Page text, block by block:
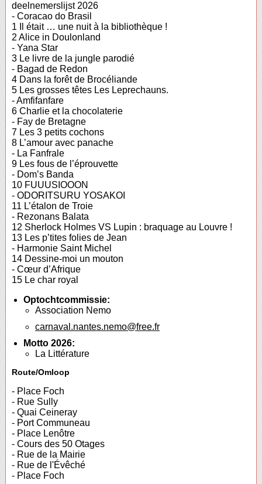
deelnemerslijst 2026
- Coracao do Brasil
1 Il était … une nuit à la bibliothèque !
2 Alice in Doulonland
- Yana Star
3 Le livre de la jungle parodié
- Bagad de Redon
4 Dans la forêt de Brocéliande
5 Les grosses têtes Les Leprechauns.
- Amfifanfare
6 Charlie et la chocolaterie
- Fay de Bretagne
7 Les 3 petits cochons
8 L’amour avec panache
- La Fanfrale
9 Les fous de l’éprouvette
- Dom’s Banda
10 FUUUSIOOON
- ODORITSURU YOSAKOI
11 L’étalon de Troie
- Rezonans Balata
12 Sherlock Holmes VS Lupin : braquage au Louvre !
13 Les p’tites folies de Jean
- Harmonie Saint Michel
14 Dessine-moi un mouton
- Cœur d’Afrique
15 Le char royal
Optochtcommissie:
Association Nemo
carnaval.nantes.nemo@free.fr
Motto 2026:
La Littérature
Route/Omloop
- Place Foch
- Rue Sully
- Quai Ceineray
- Port Communeau
- Place Lenôtre
- Cours des 50 Otages
- Rue de la Mairie
- Rue de l'Évêché
- Place Foch